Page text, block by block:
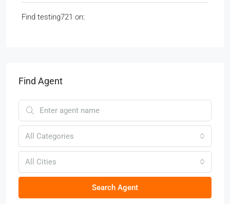
Find testing721 on:
Find Agent
All Categories
All Cities
Search Agent